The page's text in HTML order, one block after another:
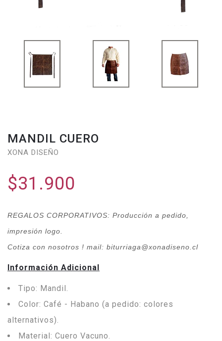
MANDIL CUERO
XONA DISEÑO
$31.900
REGALOS CORPORATIVOS: Producción a pedido,
impresión logo.
Cotiza con nosotros ! mail: biturriaga@xonadiseno.cl
Información Adicional
Tipo: Mandil.
Color: Café - Habano (a pedido: colores
alternativos).
Material: Cuero Vacuno.